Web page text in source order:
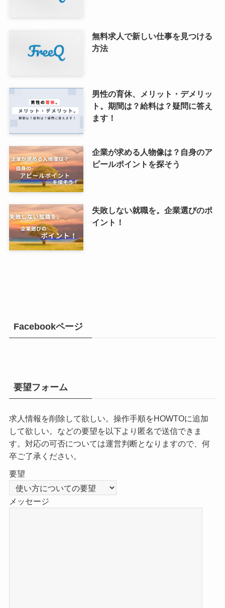
無料求人で新しい仕事を見つける
方法
男性の育休、メリット・デメリッ
ト。期間は？給料は？疑問に答え
ます！
企業が求める人物像は？自身のア
ピールポイントを探そう
失敗しない就職を。企業選びのポ
イント！
Facebookページ
要望フォーム
求人情報を削除して欲しい。操作手順をHOWTOに追加
して欲しい。などの要望を以下より匿名で送信できま
す。対応の可否については運営判断となりますので、何
卒ご了承ください。
要望
メッセージ